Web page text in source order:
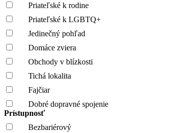
Priateľské k rodine
Priateľské k LGBTQ+
Jedinečný pohľad
Domáce zviera
Obchody v blízkosti
Tichá lokalita
Fajčiar
Dobré dopravné spojenie
Prístupnosť
Bezbariérový